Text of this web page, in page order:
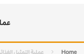
Home عملية التمثيل